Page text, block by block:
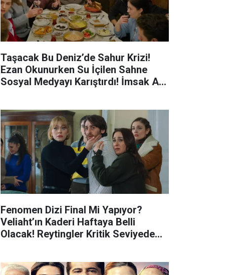
Taşacak Bu Deniz’de Sahur Krizi!
Ezan Okunurken Su İçilen Sahne
Sosyal Medyayı Karıştırdı! İmsak Anı
Fenomen Dizi Final Mi Yapıyor?
Veliaht’ın Kaderi Haftaya Belli
Olacak! Reytingler Kritik Seviyede...